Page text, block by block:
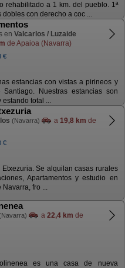
rehabilitado a 1 km. del pueblo. 1ª
con derecho a coc ...
en Valcarlos / Luzaide
de Apaioa (Navarra)
€
estancias con vistas a pirineos y
Nuestras estancias son
total ...
(Navarra) a 19,8 km de
€
Se alquilan casas rurales
Apartamentos y estudio en
fro ...
a 22,4 km de
es una casa de nueva